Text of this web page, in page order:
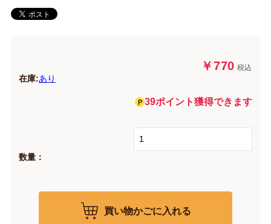
￥770 税込
在庫:あり
39ポイント獲得できます
数量：
買い物かごに入れる